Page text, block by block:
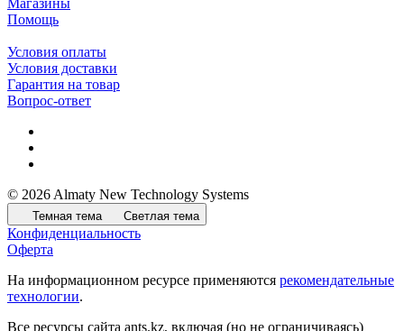
Помощь
Условия оплаты
Условия доставки
Гарантия на товар
Вопрос-ответ
© 2026 Almaty New Technology Systems
Темная тема Светлая тема
Конфиденциальность
Оферта
На информационном ресурсе применяются рекомендательные
технологии.
Все ресурсы сайта ants.kz, включая (но не ограничиваясь)